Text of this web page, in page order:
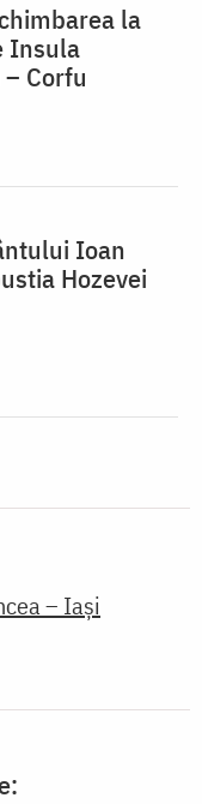
la
Insula
Corfu
Ioan
Hozevei
– Iași